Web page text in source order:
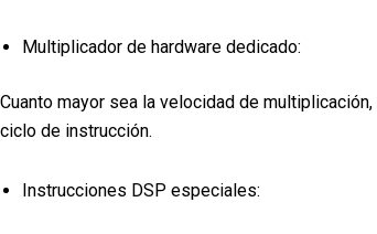
Multiplicador de hardware dedicado:
Cuanto mayor sea la velocidad de
ciclo de instrucción.
Instrucciones DSP especiales: